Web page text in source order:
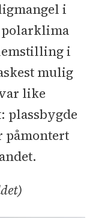
våtrom
som
Litex
i
polarklima
i
mulig
like
plassbygde
påmontert